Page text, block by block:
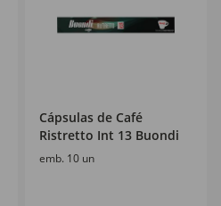
Cápsulas de Café
Ristretto Int 13 Buondi
emb. 10 un